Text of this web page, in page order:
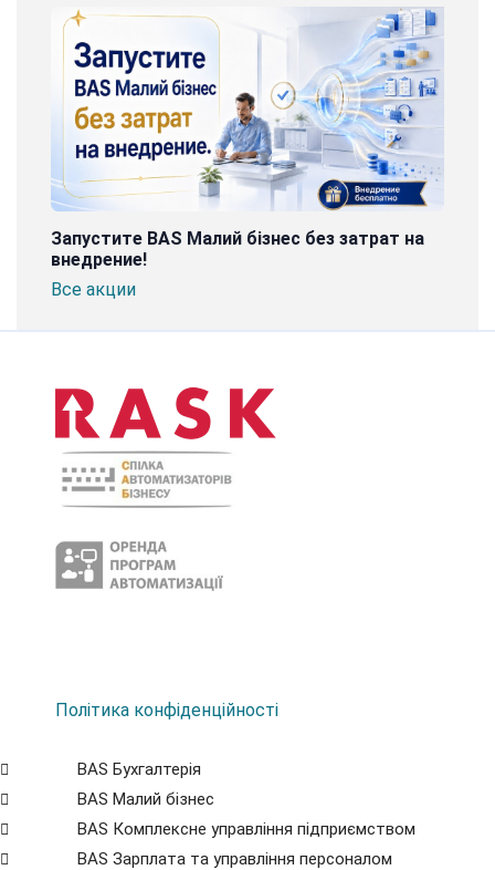
Запустите BAS Малий бізнес без затрат на
внедрение!
Все акции
Політика конфіденційності
BAS Бухгалтерія
BAS Малий бізнес
BAS Комплексне управління підприємством
BAS Зарплата та управління персоналом